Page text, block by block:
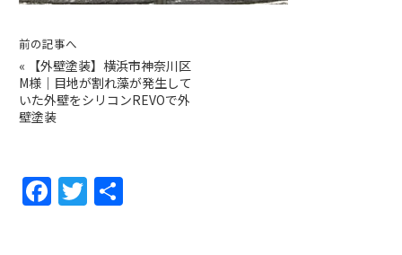
前の記事へ
«
【外壁塗装】横浜市神奈川区
M様｜目地が割れ藻が発生して
いた外壁をシリコンREVOで外
壁塗装
F
a
T
w